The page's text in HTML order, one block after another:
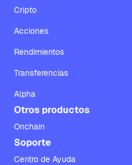
Cripto
Acciones
Rendimientos
Transferencias
Alpha
Otros productos
Onchain
Soporte
Centro de Ayuda